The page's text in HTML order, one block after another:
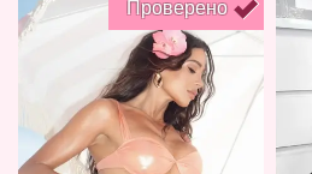
Проверено